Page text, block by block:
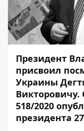
Президент
присвоил
Украины
518/2020
президента